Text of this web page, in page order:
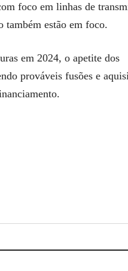
foco em linhas de
também estão em foco.
em 2024, o apetite dos
prováveis ​​fusões e